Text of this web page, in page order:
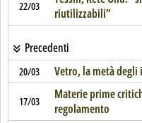
22/03
riutilizzabili”
Precedenti
20/03 Vetro, la metà
17/03
Materie prime
regolamento